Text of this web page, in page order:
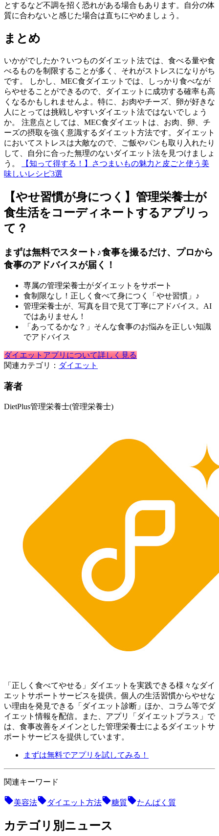
とするなど不調を招く恐れがある場合もあります。自分の体
質に合わないと感じた場合は直ちにやめましょう。
まとめ
いかがでしたか？いつものダイエット法では、食べる量や食
べるものを制限することが多く、それがストレスになりがち
です。 しかし、MEC食ダイエットでは、しっかり食べなが
らやせることができるので、ダイエットに成功する確率も高
くなるかもしれませんよ。特に、お肉やチーズ、卵が好きな
人にとっては挑戦しやすいダイエット法ではないでしょう
か。 注意点としては、MEC食ダイエットは、お肉、卵、チ
ーズの摂取を強く意識するダイエット方法です。ダイエット
においてストレスは大敵なので、ご飯やパンも取り入れたり
して、自分に合った無理のないダイエット法を見つけましょ
う。
【知って得する！】さつまいもの魅力と皮ごと使う美
味しいレシピ3選
【やせ習慣が身につく】管理栄養士が
食生活をコーディネートするアプリっ
て？
まずは無料でスタート♪食事を撮るだけ、プロから
食事のアドバイスが届く！
専属の管理栄養士がダイエットをサポート
食制限なし！正しく食べて身につく「やせ習慣」♪
管理栄養士が、写真を目で見て丁寧にアドバイス。AI
ではありません！
「あってるかな？」そんな食事のお悩みを正しい知識
でアドバイス
ダイエットアプリについて詳しく見る
関連カテゴリ： ダイエット
著者
DietPlus管理栄養士(管理栄養士)
「正しく食べてやせる」ダイエットを実践できる様々なダイ
エットサポートサービスを提供。個人の生活習慣からやせな
い理由を発見できる「ダイエット診断」ほか、コラム等でダ
イエット情報を配信。 また、アプリ「ダイエットプラス」で
は、食事改善をメインとした管理栄養士によるダイエットサ
ポートサービスを提供しています。
まずは無料でアプリを試してみる！
関連キーワード
美容法 ダイエット方法 糖質 たんぱく質
カテゴリ別ニュース